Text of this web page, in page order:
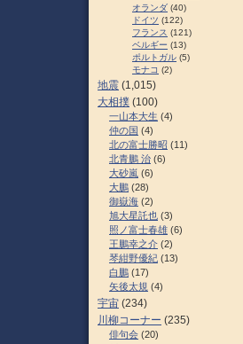
オランダ (40)
ドイツ (122)
フランス (121)
ベルギー (13)
ポルトガル (5)
モナコ (2)
地震 (1,015)
大相撲 (100)
一山本大生 (4)
仲の国 (4)
北の富士勝昭 (11)
北青鵬 治 (6)
大砂嵐 (6)
大鵬 (28)
御嶽海 (2)
旭大星託也 (3)
照ノ富士春雄 (6)
王鵬幸之介 (2)
琴紺野優紀 (13)
白鵬 (17)
矢後太規 (4)
宇宙 (234)
川柳コーナー (235)
俳句会 (20)